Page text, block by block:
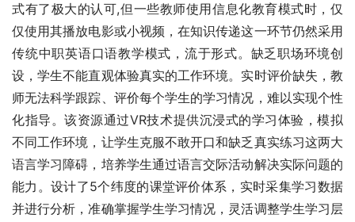
式有了极大的认可,但一些教师使用信息化教育模式时，仅
仅使用其播放电影或小视频，在知识传递这一环节仍然采用
传统中职英语口语教学模式，流于形式。缺乏职场环境创
设，学生不能直观体验真实的工作环境。实时评价缺失，教
师无法科学跟踪、评价每个学生的学习情况，难以实现个性
化指导。该资源通过VR技术提供沉浸式的学习体验，模拟
不同工作环境，让学生克服不敢开口和缺乏真实练习这两大
语言学习障碍，培养学生通过语言交际活动解决实际问题的
能力。设计了5个纬度的课堂评价体系，实时采集学习数据
并进行分析，准确掌握学生学习情况，灵活调整学生学习层